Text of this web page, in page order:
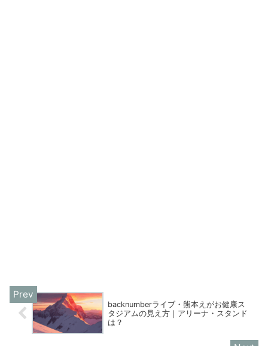
backnumberライブ・熊本えがお健康ス
タジアムの見え方｜アリーナ・スタンド
は？